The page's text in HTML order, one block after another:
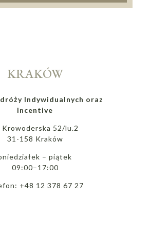
KRAKÓW
Indywidualnych oraz
Incentive
Krowoderska 52/lu.2
31-158 Kraków
– piątek
09:00–17:00
+48 12 378 67 27